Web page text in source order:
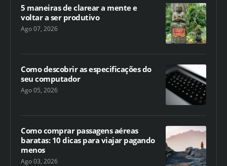
5 maneiras de clarear a mente e
voltar a ser produtivo
Ago 07, 2026
Como descobrir as especificações do
seu computador
Ago 05, 2026
Como comprar passagens aéreas
baratas: 10 dicas para viajar pagando
menos
Ago 03, 2026